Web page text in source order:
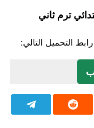
التحميل التالي: